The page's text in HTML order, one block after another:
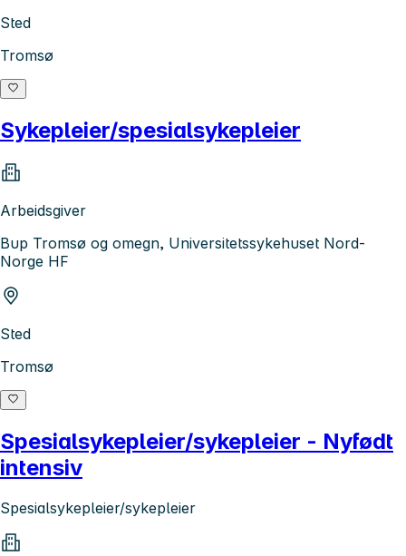
Sted
Tromsø
Sykepleier/spesialsykepleier
Arbeidsgiver
Bup Tromsø og omegn, Universitetssykehuset Nord-
Norge HF
Sted
Tromsø
Spesialsykepleier/sykepleier - Nyfødt
intensiv
Spesialsykepleier/sykepleier